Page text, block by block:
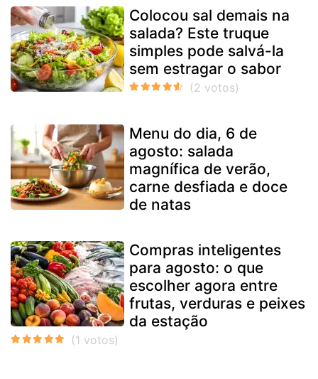
Colocou sal demais na
salada? Este truque
simples pode salvá-la
sem estragar o sabor
Menu do dia, 6 de
agosto: salada
magnífica de verão,
carne desfiada e doce
de natas
Compras inteligentes
para agosto: o que
escolher agora entre
frutas, verduras e peixes
da estação